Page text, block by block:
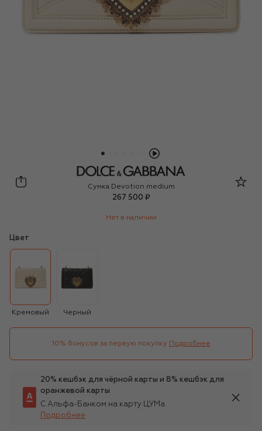
Dolce & Gabbana
Сумка Devotion medium
267 500 ₽
Нет в наличии
Цвет
Кремовый Черный
10% бонусов за первую покупку Подробнее
20% кешбэк для чёрной карты и 8% кешбэк для
оранжевой карты
С Альфа-Банком на карту ЦУМа
Подробнее